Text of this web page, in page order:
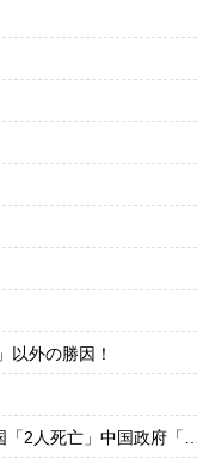
外の勝因！
蔽された事実報道！（2026年」→